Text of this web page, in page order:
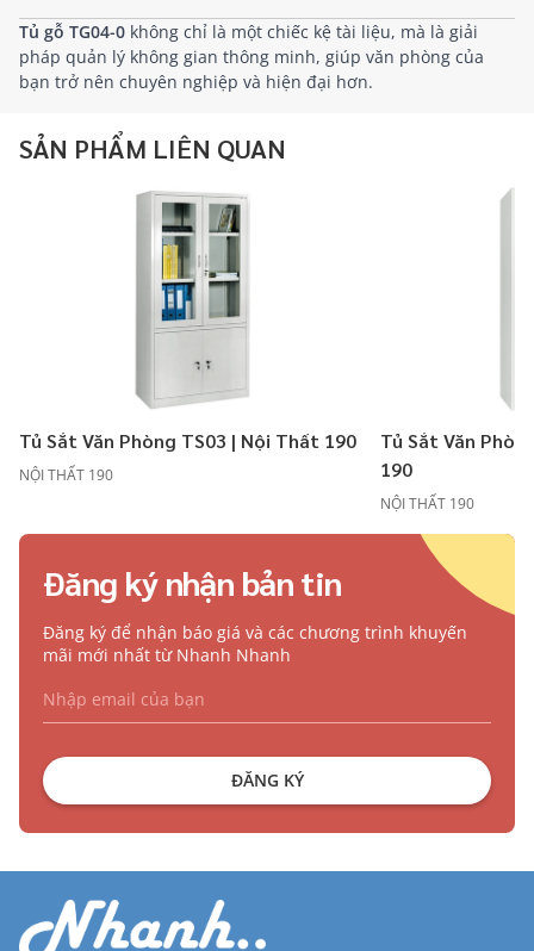
Tủ gỗ TG04-0 không chỉ là một chiếc kệ tài liệu, mà là giải
pháp quản lý không gian thông minh, giúp văn phòng của
bạn trở nên chuyên nghiệp và hiện đại hơn.
SẢN PHẨM LIÊN QUAN
Tủ Sắt Văn Phòng TS03 | Nội Thất 190
NỘI THẤT 190
Tủ Sắt Văn
190
NỘI THẤT 190
Đăng ký nhận bản tin
Đăng ký để nhận báo giá và các chương trình khuyến
mãi mới nhất từ Nhanh Nhanh
ĐĂNG KÝ